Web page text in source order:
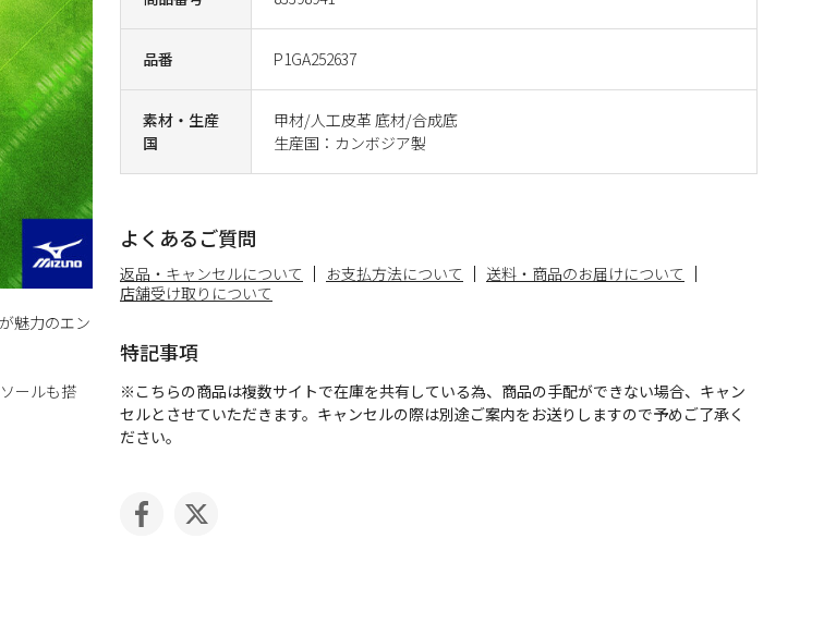
魅力のエン
ールも搭
品番 P1GA252637
素材・生産
国
甲材/人工皮革 底材/合成底
生産国：カンボジア製
よくあるご質問
返品・キャンセルについて お支払方法について
送料・商品のお届けについて
店舗受け取りについて
特記事項
※こちらの商品は複数サイトで在庫を共有している為、商品の手配ができない場合、キャン
セルとさせていただきます。キャンセルの際は別途ご案内をお送りしますので予めご了承く
ださい。